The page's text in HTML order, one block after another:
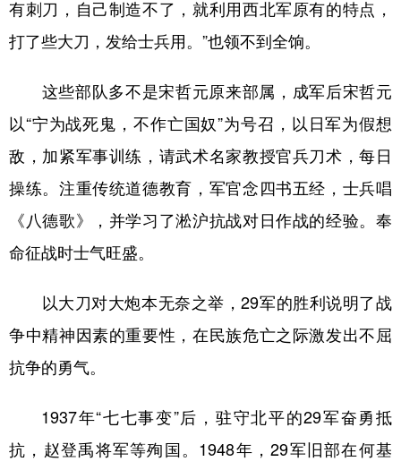
有刺刀，自己制造不了，就利用西北军原有的特点，
打了些大刀，发给士兵用。”也领不到全饷。
这些部队多不是宋哲元原来部属，成军后宋哲元
以“宁为战死鬼，不作亡国奴”为号召，以日军为假想
敌，加紧军事训练，请武术名家教授官兵刀术，每日
操练。注重传统道德教育，军官念四书五经，士兵唱
《八德歌》，并学习了淞沪抗战对日作战的经验。奉
命征战时士气旺盛。
以大刀对大炮本无奈之举，29军的胜利说明了战
争中精神因素的重要性，在民族危亡之际激发出不屈
抗争的勇气。
1937年“七七事变”后，驻守北平的29军奋勇抵
抗，赵登禹将军等殉国。1948年，29军旧部在何基